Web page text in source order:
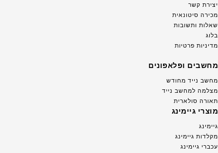
יצירת קשר
מכירה סיטונאית
שאלות ותשובות
בלוג
מדיניות פרטיות
מחשבים ופלאפונים
מחשב נייד מחודש
מצלמה למחשב נייד
תאורה סולארית
מוצרי גיימינג
גיימינג
מקלדות גיימינג
עכברי גיימינג